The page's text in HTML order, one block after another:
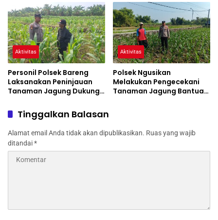
Jagung
Aktivitas
Personil Polsek Bareng
Laksanakan Peninjauan
Tanaman Jagung Dukung
Pangan
Aktivitas
Polsek Ngusikan
Melakukan Pengecekani
Tanaman Jagung Bantuan
Tinggalkan Balasan
Alamat email Anda tidak akan dipublikasikan. Ruas yang wajib
ditandai*